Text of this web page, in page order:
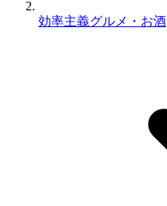
効率主義グルメ・お酒